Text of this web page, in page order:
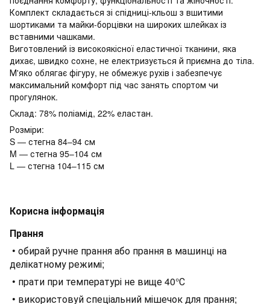
Комплект складається зі спідниці-кльош з вшитими
шортиками та майки-борцівки на широких шлейках із
вставними чашками.
Виготовлений із високоякісної еластичної тканини, яка
дихає, швидко сохне, не електризується й приємна до тіла.
М'яко облягає фігуру, не обмежує рухів і забезпечує
максимальний комфорт під час занять спортом чи
прогулянок.
Склад: 78% поліамід, 22% еластан.
Розміри:
S — стегна 84–94 см
M — стегна 95–104 см
L — стегна 104–115 см
Корисна інформація
Прання
• обирай ручне прання або прання в машинці на
делікатному режимі;
• прати при температурі не вище 40°С
• використовуй спеціальний мішечок для прання;